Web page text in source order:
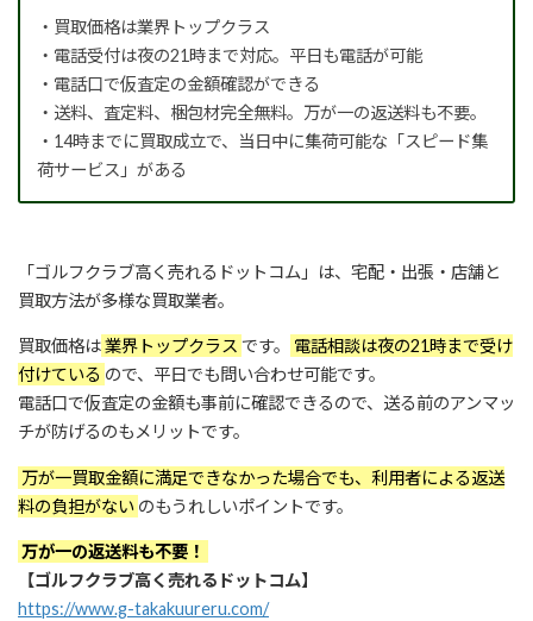
・買取価格は業界トップクラス
・電話受付は夜の21時まで対応。平日も電話が可能
・電話口で仮査定の金額確認ができる
・送料、査定料、梱包材完全無料。万が一の返送料も不要。
・14時までに買取成立で、当日中に集荷可能な「スピード集
荷サービス」がある
「ゴルフクラブ高く売れるドットコム」は、宅配・出張・店舗と
買取方法が多様な買取業者。
買取価格は業界トップクラス です。
電話相談は夜の21時まで受け
付けている ので、平日でも問い合わせ可能です。
電話口で仮査定の金額も事前に確認できるので、送る前のアンマッ
チが防げるのもメリットです。
万が一買取金額に満足できなかった場合でも、利用者による返送
料の負担がない のもうれしいポイントです。
万が一の返送料も不要！
【ゴルフクラブ高く売れるドットコム】
https://www.g-takakuureru.com/